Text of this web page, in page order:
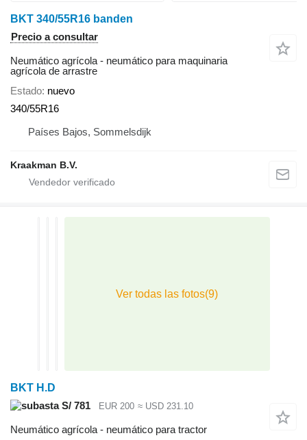
BKT 340/55R16 banden
Precio a consultar
Neumático agrícola - neumático para maquinaria
agrícola de arrastre
Estado nuevo
340/55R16
Países Bajos, Sommelsdijk
Kraakman B.V.
BKT H.D
S/ 781
EUR 200 ≈ USD 231.10
Neumático agrícola - neumático para tractor